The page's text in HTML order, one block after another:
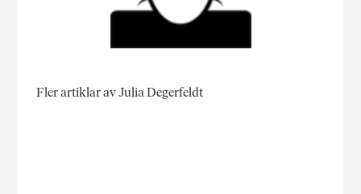
Fler artiklar av Julia Degerfeldt